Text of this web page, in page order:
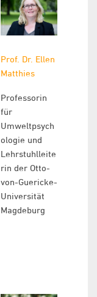
Prof. Dr. Ellen
Matthies
Professorin
für
Umweltpsych
ologie und
Lehrstuhlleite
rin der Otto-
von-Guericke-
Universität
Magdeburg